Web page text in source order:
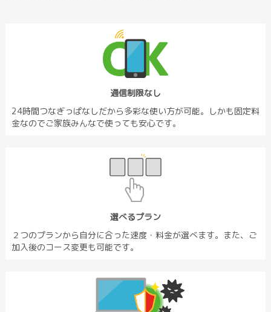
通信制限なし
24時間つなぎっぱなしだから多彩な使い方が可能。しかも固定料
金なのでご家族みんなで使っても安心です。
選べるプラン
２つのプランから自分に合った速度・料金が選べます。また、ご
加入後のコース変更も可能です。